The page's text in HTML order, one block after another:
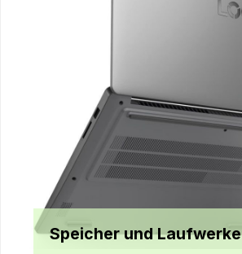
Speicher und Laufwerke